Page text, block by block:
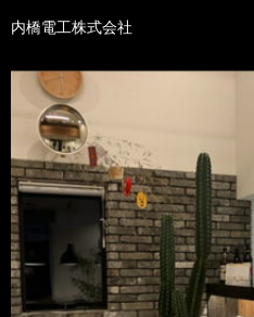
内橋電工株式会社